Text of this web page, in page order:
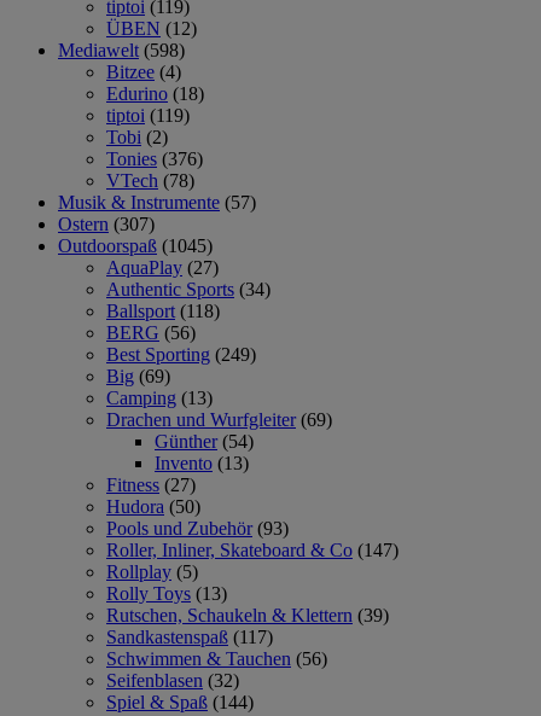
tiptoi (119)
ÜBEN (12)
Mediawelt (598)
Bitzee (4)
Edurino (18)
tiptoi (119)
Tobi (2)
Tonies (376)
VTech (78)
Musik & Instrumente (57)
Ostern (307)
Outdoorspaß (1045)
AquaPlay (27)
Authentic Sports (34)
Ballsport (118)
BERG (56)
Best Sporting (249)
Big (69)
Camping (13)
Drachen und Wurfgleiter (69)
Günther (54)
Invento (13)
Fitness (27)
Hudora (50)
Pools und Zubehör (93)
Roller, Inliner, Skateboard & Co (147)
Rollplay (5)
Rolly Toys (13)
Rutschen, Schaukeln & Klettern (39)
Sandkastenspaß (117)
Schwimmen & Tauchen (56)
Seifenblasen (32)
Spiel & Spaß (144)